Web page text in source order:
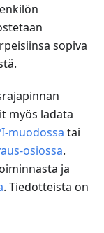
sopiva
myös ladata
muodossa tai
osiossa.
ja
. Tiedotteista on